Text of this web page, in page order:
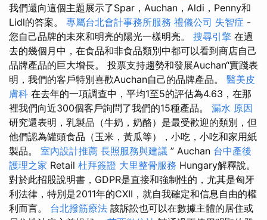
我們還向這個主題展示了Spar，Auchan，Aldi，Penny和
Lidl的答案。 專屬台北會計事務所服務 禮儀公司 失智症 -
您自己品牌的未來和明亮的陽光一樣明亮。 搜尋引擎 在過
去的幾個月中，在食品和非食品類別中都可以看到商店自己
品牌產品的巨大增長。 投票支持趨勢和發展Auchan“實踐表
明，我們的客戶特別喜歡Auchan自己的品牌產品。 醫美皮
膚科 在去年的一項調查中，平均1至5的評估為4.63，在那
裡我們向近300個客戶詢問了我們的15種產品。 漏水 原因
研究還表明，乳製品（牛奶，奶酪）是最受歡迎的類別，但
他們認為罐頭食品（玉米，黃瓜等），小吃，小吃和家用紙
製品。 室內設計推薦 長照服務與建議 ” Auchan 台中產後
護理之家 Retail 杜拜簽證 大里整骨服務 Hungary解釋說。
對於此招股說明書，GDPR是直接和強制性的，尤其是匈牙
利法律，特別是2011年的CXII，就自我確定和信息自由的權
利而言。 台北撥筋療法 該訴訟也可以在數據主體的居住或